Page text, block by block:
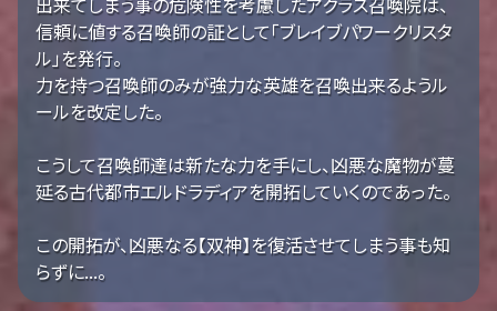
信頼に値する召喚師の証として「ブレイブパワークリスタ
ル」を発行。
力を持つ召喚師のみが強力な英雄を召喚出来るようル
ールを改定した。
こうして召喚師達は新たな力を手にし、凶悪な魔物が蔓
延る古代都市エルドラディアを開拓していくのであった。
この開拓が、凶悪なる【双神】を復活させてしまう事も知
らずに...。